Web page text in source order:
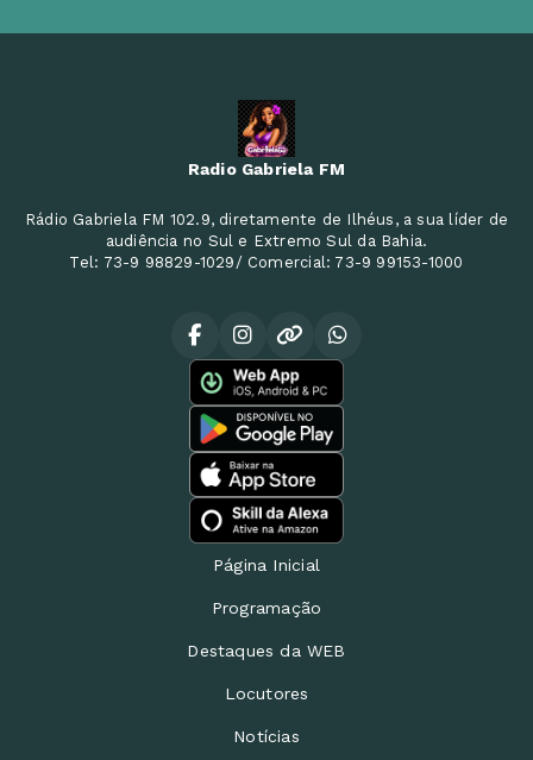
Radio Gabriela FM
Rádio Gabriela FM 102.9, diretamente de Ilhéus, a sua líder de
audiência no Sul e Extremo Sul da Bahia.
Tel: 73-9 98829-1029/ Comercial: 73-9 99153-1000
Página Inicial
Programação
Destaques da WEB
Locutores
Notícias